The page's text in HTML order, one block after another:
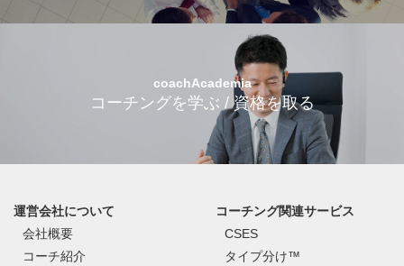
coachAcademia
コーチングを学ぶ / 資格を取る
運営会社について
会社概要
コーチ紹介
コーチング関連サービス
CSES
タイプ分け™